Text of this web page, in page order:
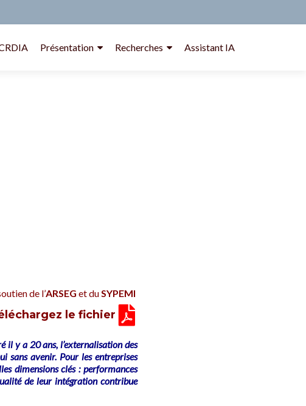
Présentation Recherches Assistant IA
de l’ARSEG et duSYPEMI
le fichier
il y a 20 ans, l’externalisation des
sans avenir. Pour les entreprises
dimensions clés : performances
de leur intégration contribue